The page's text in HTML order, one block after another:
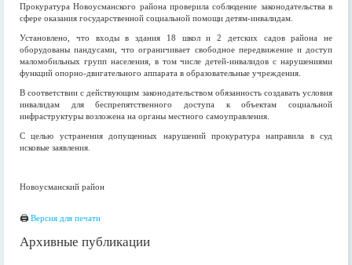
Прокуратура Новоусманского района проверила соблюдение законодательства в
сфере оказания государственной социальной помощи детям-инвалидам.
Установлено, что входы в здания 18 школ и 2 детских садов района не
оборудованы пандусами, что ограничивает свободное передвижение и доступ
маломобильных групп населения, в том числе детей-инвалидов с нарушениями
функций опорно-двигательного аппарата в образовательные учреждения.
В соответствии с действующим законодательством обязанность создавать условия
инвалидам для беспрепятственного доступа к объектам социальной
инфраструктуры возложена на органы местного самоуправления.
С целью устранения допущенных нарушений прокуратура направила в суд
исковые заявления.
Новоусманский район
🖨 Версия для печати
Архивные публикации